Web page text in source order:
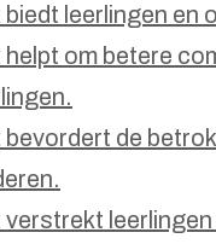
biedt leerlingen en
helpt om betere
bevordert de
verstrekt